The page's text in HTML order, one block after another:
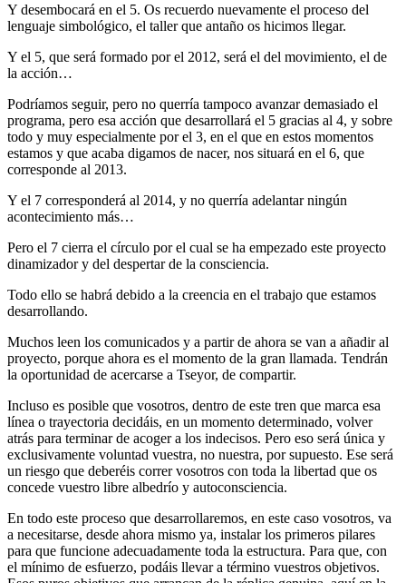
Y desembocará en el 5. Os recuerdo nuevamente el proceso del
lenguaje simbológico, el taller que antaño os hicimos llegar.
Y el 5, que será formado por el 2012, será el del movimiento, el de
la acción…
Podríamos seguir, pero no querría tampoco avanzar demasiado el
programa, pero esa acción que desarrollará el 5 gracias al 4, y sobre
todo y muy especialmente por el 3, en el que en estos momentos
estamos y que acaba digamos de nacer, nos situará en el 6, que
corresponde al 2013.
Y el 7 corresponderá al 2014, y no querría adelantar ningún
acontecimiento más…
Pero el 7 cierra el círculo por el cual se ha empezado este proyecto
dinamizador y del despertar de la consciencia.
Todo ello se habrá debido a la creencia en el trabajo que estamos
desarrollando.
Muchos leen los comunicados y a partir de ahora se van a añadir al
proyecto, porque ahora es el momento de la gran llamada. Tendrán
la oportunidad de acercarse a Tseyor, de compartir.
Incluso es posible que vosotros, dentro de este tren que marca esa
línea o trayectoria decidáis, en un momento determinado, volver
atrás para terminar de acoger a los indecisos. Pero eso será única y
exclusivamente voluntad vuestra, no nuestra, por supuesto. Ese será
un riesgo que deberéis correr vosotros con toda la libertad que os
concede vuestro libre albedrío y autoconsciencia.
En todo este proceso que desarrollaremos, en este caso vosotros, va
a necesitarse, desde ahora mismo ya, instalar los primeros pilares
para que funcione adecuadamente toda la estructura. Para que, con
el mínimo de esfuerzo, podáis llevar a término vuestros objetivos.